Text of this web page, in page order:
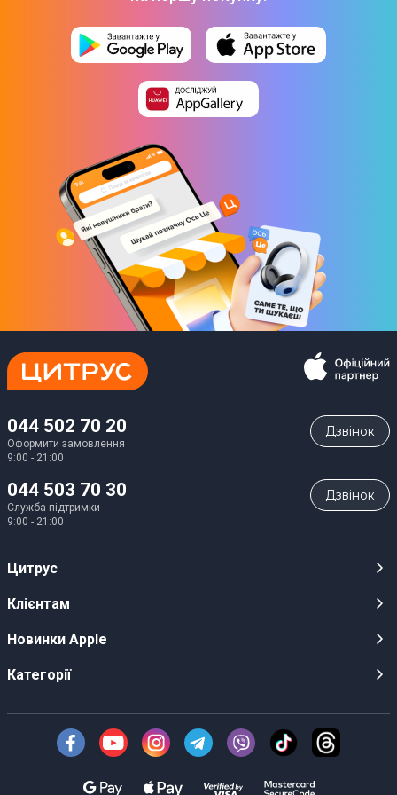
044 502 70 20
Оформити замовлення
9:00 - 21:00
Дзвiнок
044 503 70 30
Служба підтримки
9:00 - 21:00
Дзвiнок
Цитрус
Кар’єра
Оптовим клієнтам
Про Компанію
Безготівковий розрахунок
Клієнтам
Публічні оферти
Інструкції та прошивки
Доставка
Новинки Apple
iPhone 17
iPhone Air
Категорії
Техніка Apple
Смартфони
Техніка для кухні